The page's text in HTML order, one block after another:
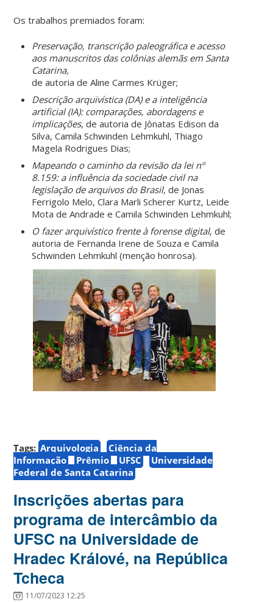
Os trabalhos premiados foram:
Preservação, transcrição paleográfica e acesso
aos manuscritos das colônias alemãs em Santa
Catarina,
de autoria de Aline Carmes Krüger;
Descrição arquivística (DA) e a inteligência
artificial (IA): comparações, abordagens e
implicações, de autoria de Jônatas Edison da
Silva, Camila Schwinden Lehmkuhl, Thiago
Magela Rodrigues Dias;
Mapeando o caminho da revisão da lei nº
8.159: a influência da sociedade civil na
legislação de arquivos do Brasil,de Jonas
Ferrigolo Melo, Clara Marli Scherer Kurtz, Leide
Mota de Andrade e Camila Schwinden Lehmkuhl;
O fazer arquivístico frente à forense digital, de
autoria de Fernanda Irene de Souza e Camila
Schwinden Lehmkuhl (menção honrosa).
Tags: Arquivologia
Ciência da
Informação
Prêmio UFSC
Universidade
Federal de Santa Catarina
Inscrições abertas para
programa de intercâmbio da
UFSC na Universidade de
Hradec Králové, na República
Tcheca
11/07/2023 12:25